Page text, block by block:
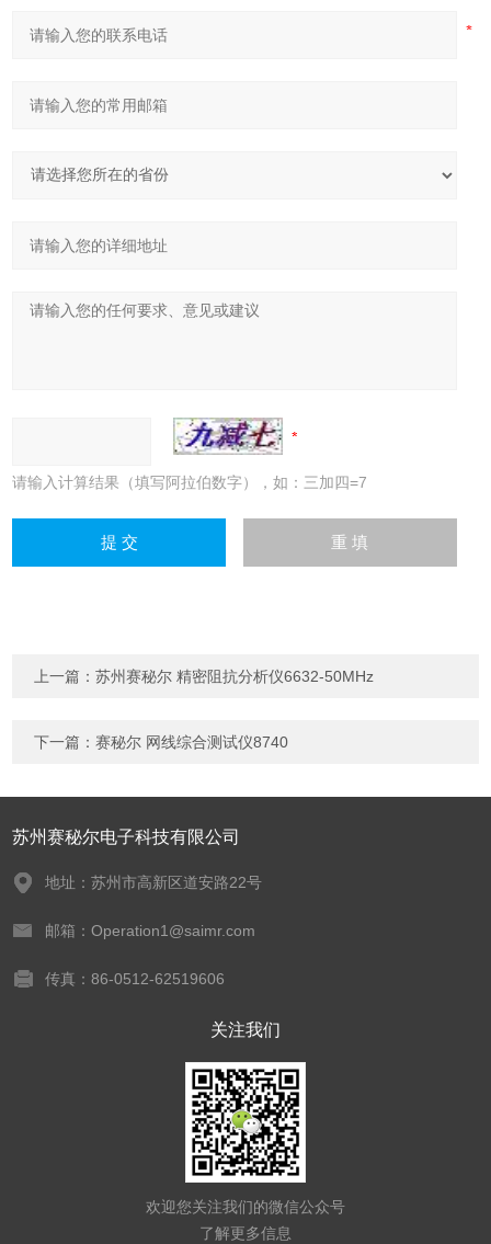
请输入计算结果（填写阿拉伯数字），如：三加四=7
上一篇：苏州赛秘尔 精密阻抗分析仪6632-50MHz
下一篇：赛秘尔 网线综合测试仪8740
苏州赛秘尔电子科技有限公司
地址：苏州市高新区道安路22号
邮箱：Operation1@saimr.com
传真：86-0512-62519606
关注我们
欢迎您关注我们的微信公众号
了解更多信息